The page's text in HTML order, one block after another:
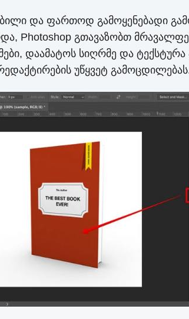
და ფართოდ გამოყენებადი
Photoshop გთავაზობთ
დაამატოს სიღრმე და
უწყვეტ